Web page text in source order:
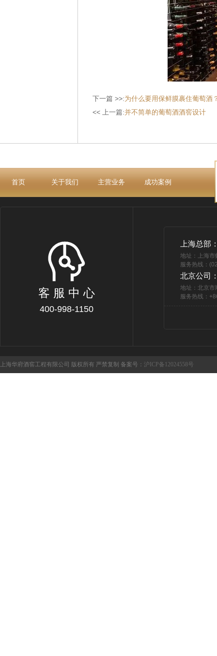
下一篇 >>:为什么要用保鲜膜裹住葡萄酒
<< 上一篇:并不简单的葡萄酒酒窖设计
首页 关于我们 主营业务 成功案例
客 服 中 心
400-998-1150
上海总部
地址：上海
服务热线：
北京公司
地址：北京市
服务热线：
上海华府酒窖工程有限公司 版权所有 严禁复制 备案号： 沪ICP备12024558号